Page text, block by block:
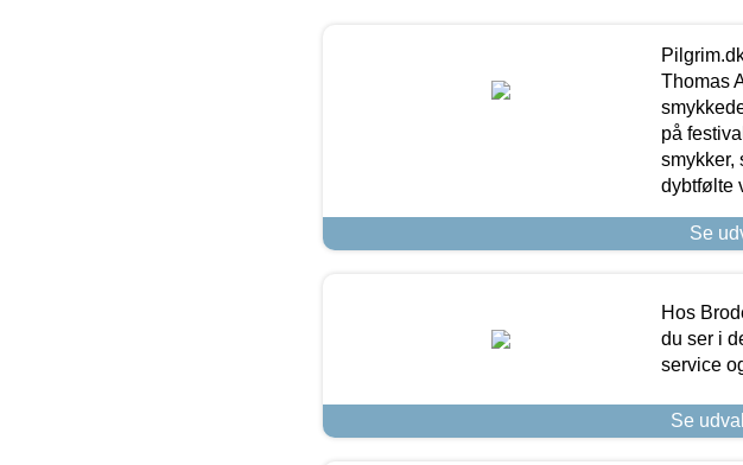
Thomas
på
smykker,
dybtfølte
Se
Hos
du ser i
service
Se